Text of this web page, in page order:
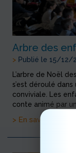
Arbre des
> Publié le 15/12/
L’arbre de Noël
s’est déroulé
conviviale. Les
conte animé par
> En savoir plus